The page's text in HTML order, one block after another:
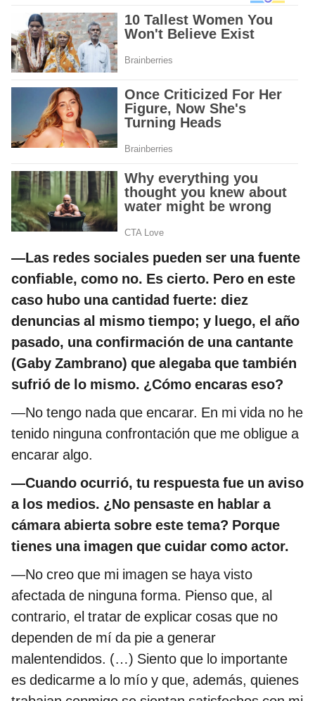
—Las redes sociales pueden ser una fuente
confiable, como no. Es cierto. Pero en este
caso hubo una cantidad fuerte: diez
denuncias al mismo tiempo; y luego, el año
pasado, una confirmación de una cantante
(Gaby Zambrano) que alegaba que también
sufrió de lo mismo. ¿Cómo encaras eso?
—No tengo nada que encarar. En mi vida no he
tenido ninguna confrontación que me obligue a
encarar algo.
—Cuando ocurrió, tu respuesta fue un aviso
a los medios. ¿No pensaste en hablar a
cámara abierta sobre este tema? Porque
tienes una imagen que cuidar como actor.
—No creo que mi imagen se haya visto
afectada de ninguna forma. Pienso que, al
contrario, el tratar de explicar cosas que no
dependen de mí da pie a generar
malentendidos. (…) Siento que lo importante
es dedicarme a lo mío y que, además, quienes